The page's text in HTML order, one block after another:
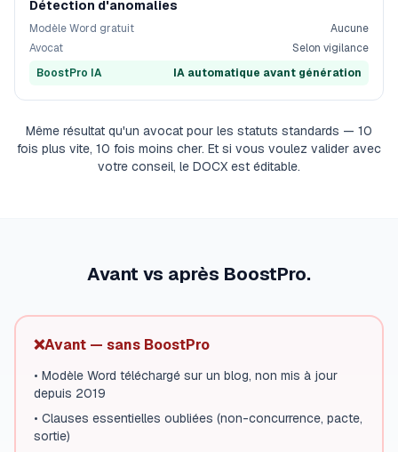
Détection d'anomalies
Modèle Word gratuit
Aucune
Avocat
Selon vigilance
BoostPro IA
IA automatique avant génération
Même résultat qu'un avocat pour les statuts standards — 10
fois plus vite, 10 fois moins cher. Et si vous voulez valider avec
votre conseil, le DOCX est éditable.
Avant vs après BoostPro.
❌Avant — sans BoostPro
• Modèle Word téléchargé sur un blog, non mis à jour
depuis 2019
• Clauses essentielles oubliées (non-concurrence, pacte,
sortie)